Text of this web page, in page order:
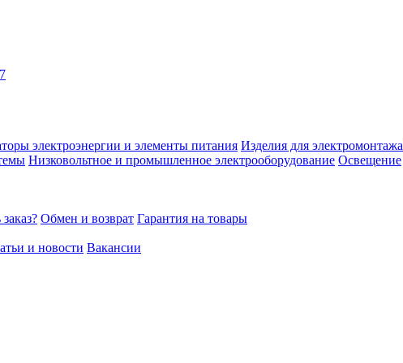
электроэнергии и элементы питания Изделия для электромонтажа
Низковольтное и промышленное электрооборудование Освещение
Обмен и возврат Гарантия на товары
и новости Вакансии